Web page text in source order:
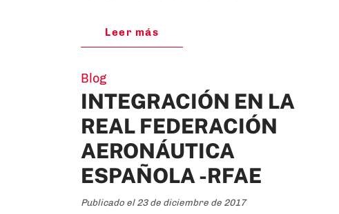
Leer más
Blog
INTEGRACIÓN EN LA
REAL FEDERACIÓN
AERONÁUTICA
ESPAÑOLA -RFAE
Publicado el 23 de diciembre de 2017